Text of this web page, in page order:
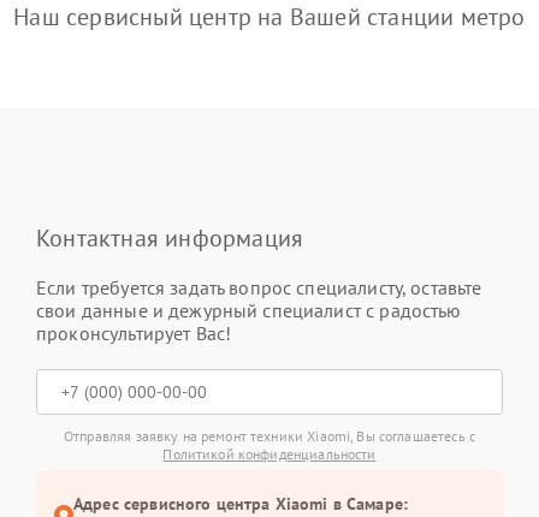
Наш сервисный центр на Вашей станции метро
Контактная информация
Если требуется задать вопрос специалисту, оставьте
свои данные и дежурный специалист с радостью
проконсультирует Вас!
Отправляя заявку на ремонт техники Xiaomi, Вы соглашаетесь с
Политикой конфиденциальности
Адрес сервисного центра Xiaomi в Самаре: